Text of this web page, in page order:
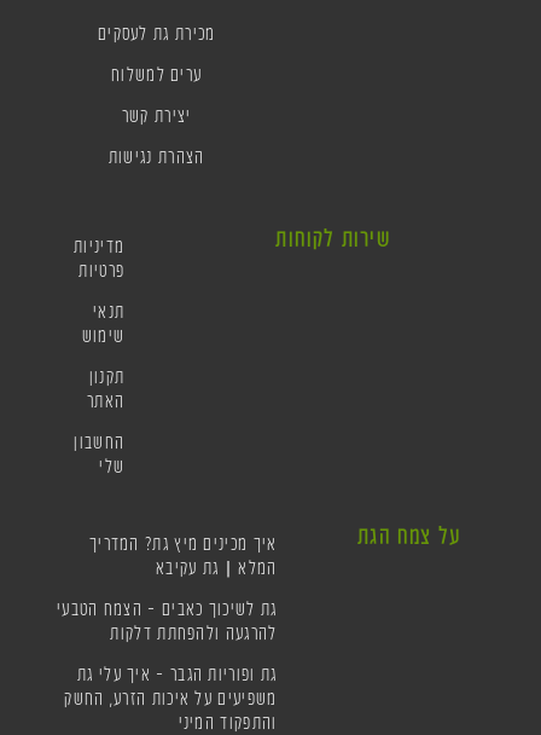
מכירת גת לעסקים
ערים למשלוח
יצירת קשר
הצהרת נגישות
שירות לקוחות
מדיניות
פרטיות
תנאי
שימוש
תקנון
האתר
החשבון
שלי
על צמח הגת
איך מכינים מיץ גת? המדריך
המלא | גת עקיבא
גת לשיכוך כאבים – הצמח הטבעי
להרגעה ולהפחתת דלקות
גת ופוריות הגבר – איך עלי גת
משפיעים על איכות הזרע, החשק
והתפקוד המיני